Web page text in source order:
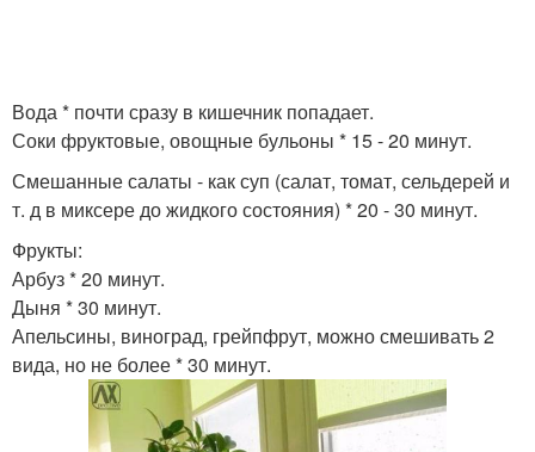
Вода * почти сразу в кишечник попадает.
Соки фруктовые, овощные бульоны * 15 - 20 минут.
Смешанные салаты - как суп (салат, томат, сельдерей и
т. д в миксере до жидкого состояния) * 20 - 30 минут.
Фрукты:
Арбуз * 20 минут.
Дыня * 30 минут.
Апельсины, виноград, грейпфрут, можно смешивать 2
вида, но не более * 30 минут.